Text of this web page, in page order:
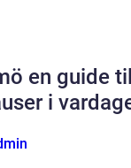
en guide
i